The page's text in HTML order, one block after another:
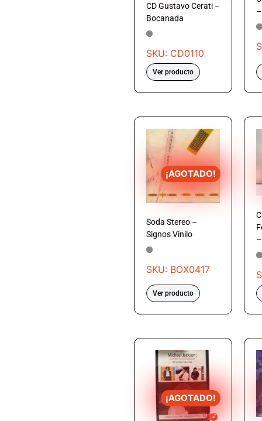
CD Gustavo Cerati –
Bocanada
SKU: CD0110
Ver producto
¡AGOTADO!
Soda Stereo –
Signos Vinilo
SKU: BOX0417
Ver producto
¡AGOTADO!